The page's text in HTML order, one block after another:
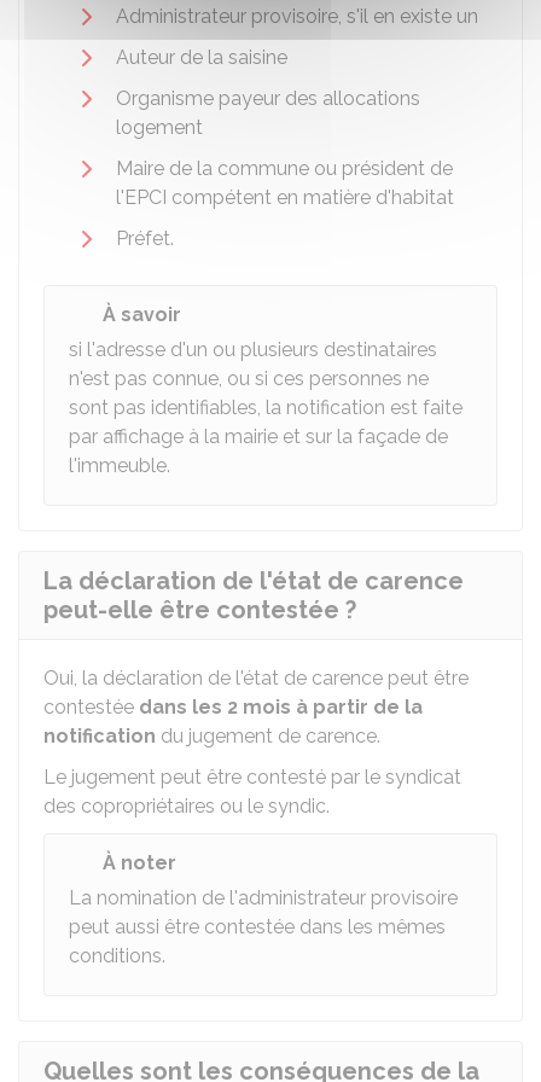
Administrateur provisoire, s'il en existe un
Auteur de la saisine
Organisme payeur des allocations
logement
Maire de la commune ou président de
l'EPCI compétent en matière d'habitat
Préfet.
À savoir
si l'adresse d'un ou plusieurs destinataires
n'est pas connue, ou si ces personnes ne
sont pas identifiables, la notification est faite
par affichage à la mairie et sur la façade de
l'immeuble.
La déclaration de l'état de carence
peut-elle être contestée ?
Oui, la déclaration de l'état de carence peut être
contestée dans les 2 mois à partir de la
notification du jugement de carence.
Le jugement peut être contesté par le syndicat
des copropriétaires ou le syndic.
À noter
La nomination de l'administrateur provisoire
peut aussi être contestée dans les mêmes
conditions.
Quelles sont les conséquences de la